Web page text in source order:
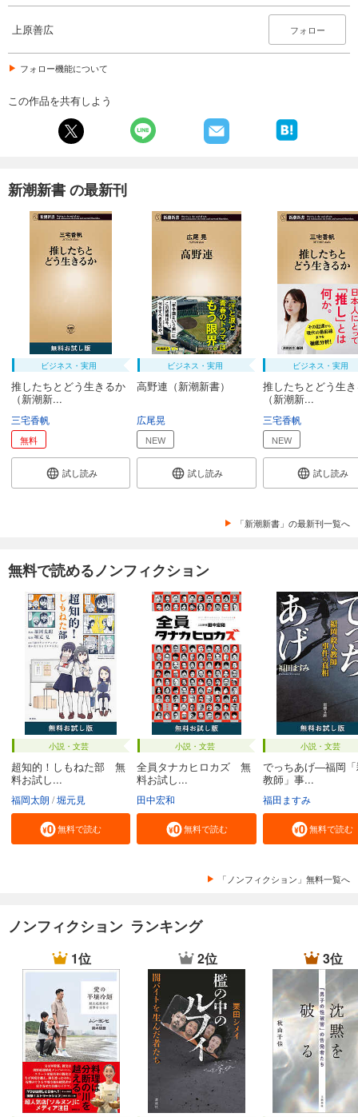
上原善広 フォロー
フォロー機能について
この作品を共有しよう
新潮新書 の最新刊
ビジネス・実用
推したちとどう生きるか
（新潮新...
三宅香帆
無料
試し読み
ビジネス・実用
高野連（新潮新書）
広尾晃
NEW
試し読み
ビジネス・実用
推したちとどう生
（新潮新...
三宅香帆
NEW
試し読み
「新潮新書」の最新刊一覧へ
無料で読めるノンフィクション
小説・文芸
超知的！しもねた部 無
料お試し...
福岡太朗 堀元見
無料で読む
小説・文芸
全員タナカヒロカズ 無
料お試し...
田中宏和
無料で読む
小説・文芸
でっちあげ―福岡
教師」事...
福田ますみ
無料で読む
「ノンフィクション」無料一覧へ
ノンフィクション ランキング
1位 2位 3位